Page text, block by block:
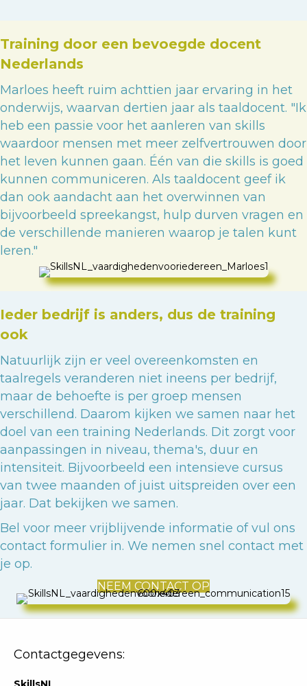
Training door een bevoegde docent
Nederlands
Marloes heeft ruim achttien jaar ervaring in het
onderwijs, waarvan dertien jaar als taaldocent. "Ik
heb een passie voor het aanleren van skills
waardoor mensen met meer zelfvertrouwen door
het leven kunnen gaan. Één van die skills is goed
kunnen communiceren. Als taaldocent geef ik
dan ook aandacht aan het overwinnen van
bijvoorbeeld spreekangst, hulp durven vragen en
de verschillende manieren waarop je talen kunt
leren."
Ieder bedrijf is anders, dus de training
ook
Natuurlijk zijn er veel overeenkomsten en
taalregels veranderen niet ineens per bedrijf,
maar de behoefte is per groep mensen
verschillend. Daarom kijken we samen naar het
doel van een training Nederlands. Dit zorgt voor
aanpassingen in niveau, thema's, duur en
intensiteit. Bijvoorbeeld een intensieve cursus
van twee maanden of juist uitspreiden over een
jaar. Dat bekijken we samen.
Bel voor meer vrijblijvende informatie of vul ons
contact formulier in. We nemen snel contact met
je op.
NEEM CONTACT OP
Contactgegevens: